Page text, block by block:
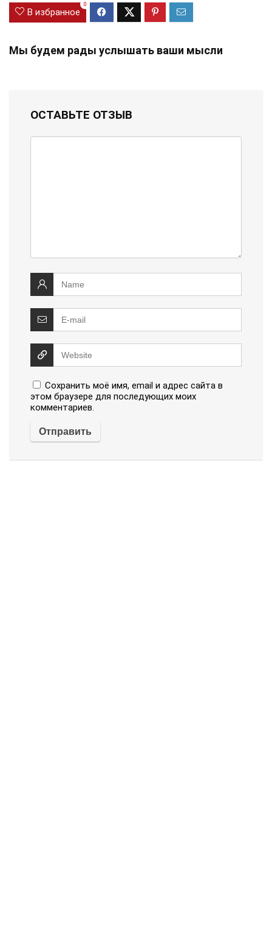
В избранное
0
Мы будем рады услышать ваши мысли
ОСТАВЬТЕ ОТЗЫВ
Сохранить моё имя, email и адрес сайта в
этом браузере для последующих моих
комментариев.